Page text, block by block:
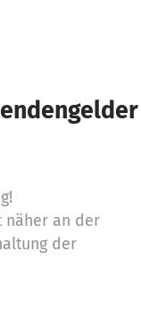
näher an der
der